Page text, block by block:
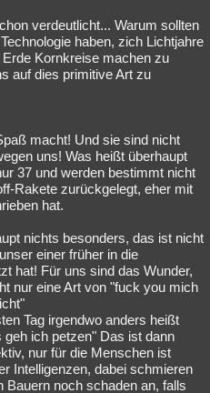
verdeutlicht... Warum sollten
haben, zich Lichtjahre
Kornkreise machen zu
auf dies primitive Art zu
macht! Und sie sind nicht
uns! Was heißt überhaupt
37 und werden bestimmt nicht
Rakete zurückgelegt, eher mit
hat.
nichts besonders, das ist nicht
einer früher in die
hat! Für uns sind das Wunder,
nur eine Art von "fuck you mich
Tag irgendwo anders heißt
ich petzen" Das ist dann
nur für die Menschen ist
Intelligenzen, dabei schmieren
Bauern noch schaden an, falls